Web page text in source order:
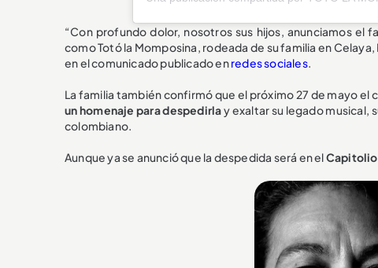
“Con profundo dolor, nosotros sus hijos, anunciamos el
como Totó la Momposina, rodeada de su familia en
en el comunicado publicado enredes sociales.
La familia también confirmó que el próximo 27 de mayo el
un homenaje para despedirlay exaltar su legado musical,
colombiano.
Aunque ya se anunció que la despedida será en elCapitolio